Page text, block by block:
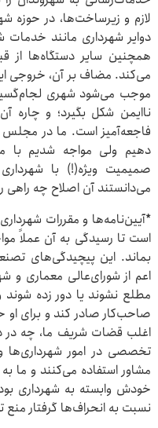
لازم و زیرساخت‌ها، در حوزه
دوایر شهرداری مانند
همچنین سایر دستگاه‌ها از
می‌کند. مضاف بر آن، خروجی
موجب می‌شود شهری
ناایمن شکل بگیرد؛ و چاره
فاجعه‌آمیز است. ما در مجلس
دهیم ولی مواجه شدیم با
صمیمیت ویژه(!) با
می‌دانستند آن اصلاح چه راهی
*آیین‌نامه‌ها و مقررات
است تا رسیدگی به آن عملاً
بماند. این پیچیدگی‌های
اعم از شورای‌عالی معماری و
مطلع نشوند یا دور زده شوند
صاحب‌کار صادر کند و برای او
اغلب قضات شریف ما، چه در
تخصصی در امور شهرداری‌ها و
مشاور استفاده می‌کنند و ما
خودش وابسته به شهرداری
نسبت به انحراف‌ها گرفتار